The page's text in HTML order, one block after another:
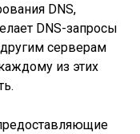
DNS,
DNS-запросы
серверам
из этих